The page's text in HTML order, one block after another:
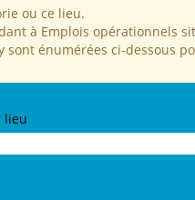
ou ce lieu.
à Emplois opérationnels
sont énumérées ci-dessous
lieu